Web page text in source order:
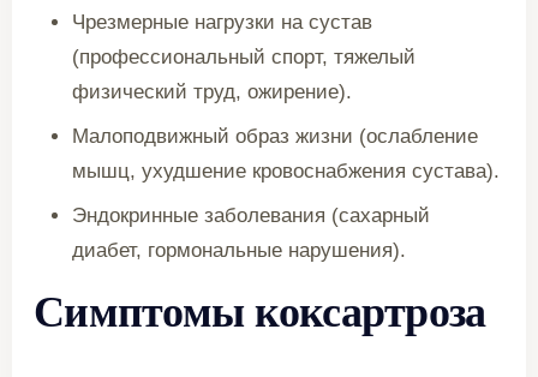
Чрезмерные нагрузки на сустав
(профессиональный спорт, тяжелый
физический труд, ожирение).
Малоподвижный образ жизни (ослабление
мышц, ухудшение кровоснабжения сустава).
Эндокринные заболевания (сахарный
диабет, гормональные нарушения).
Симптомы коксартроза